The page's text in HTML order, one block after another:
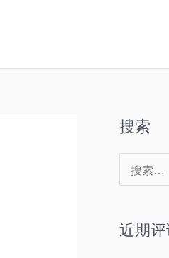
搜索
索
近期评